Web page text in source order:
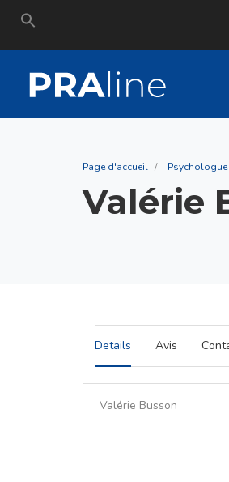
Search
Page d'accueil Psychologue
Valérie
Details Avis
Valérie Busson